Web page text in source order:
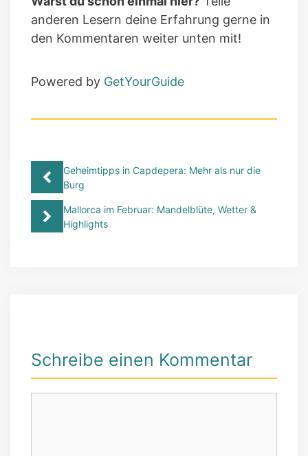
anderen Lesern deine Erfahrung gerne in
den Kommentaren weiter unten mit!
Powered by GetYourGuide
Geheimtipps in Capdepera: Mehr als nur die
Burg
Mallorca im Februar: Mandelblüte, Wetter &
Highlights
Schreibe einen Kommentar